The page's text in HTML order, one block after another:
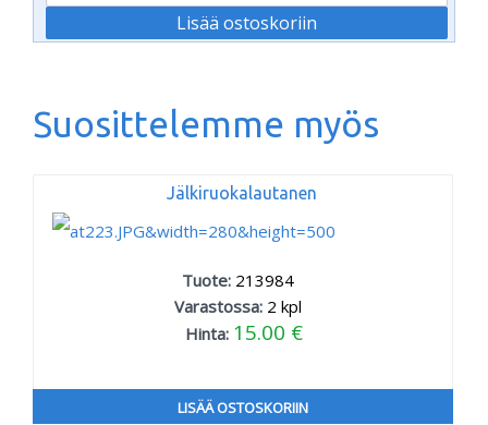
Suosittelemme myös
Jälkiruokalautanen
Tuote: 213984
Varastossa: 2 kpl
Hinta: 15.00 €
LISÄÄ OSTOSKORIIN